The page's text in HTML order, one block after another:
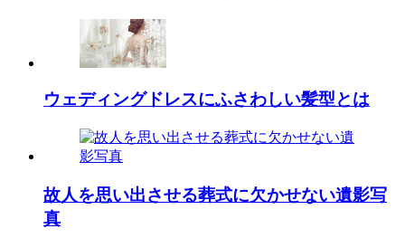
ウェディングドレスにふさわしい髪型とは
故人を思い出させる葬式に欠かせない遺影写
真